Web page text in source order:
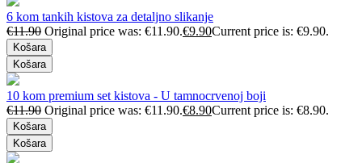
6 kom tankih kistova za detaljno slikanje
€11.90 Original price was: €11.90.€9.90Current price is: €9.90.
Košara
Košara
10 kom premium set kistova - U tamnocrvenoj boji
€11.90 Original price was: €11.90.€8.90Current price is: €8.90.
Košara
Košara